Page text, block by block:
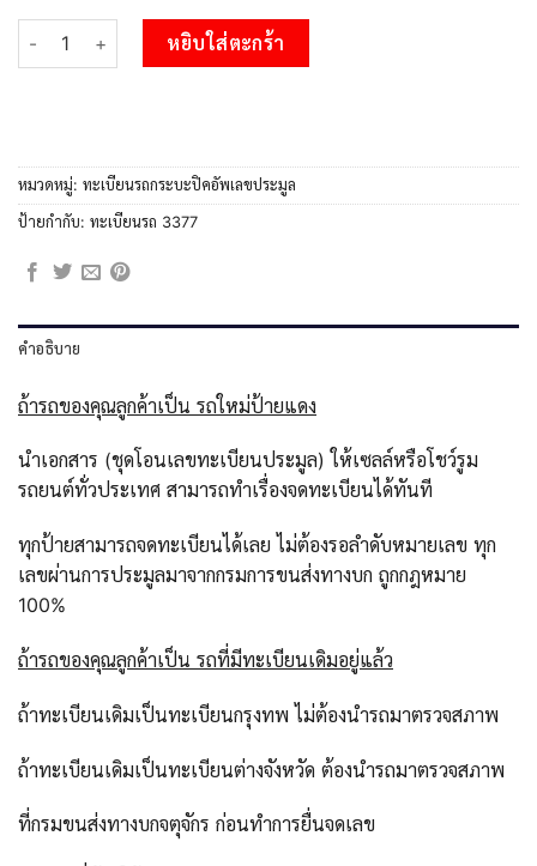
จำนวน 2.Okdee ทะเบียนสวยรถกระบะ –2ฒฬ 3377 ทะเบียนป้ายเ
หยิบใส่ตะกร้า
หมวดหมู่: ทะเบียนรถกระบะปิคอัพเลขประมูล
ป้ายกำกับ: ทะเบียนรถ 3377
คำอธิบาย
ถ้ารถของคุณลูกค้าเป็น รถใหม่ป้ายแดง
นำเอกสาร (ชุดโอนเลขทะเบียนประมูล) ให้เซลล์หรือโชว์รูม
รถยนต์ทั่วประเทศ สามารถทำเรื่องจดทะเบียนได้ทันที
ทุกป้ายสามารถจดทะเบียนได้เลย ไม่ต้องรอลำดับหมายเลข ทุก
เลขผ่านการประมูลมาจากกรมการขนส่งทางบก ถูกกฎหมาย
100%
ถ้ารถของคุณลูกค้าเป็น รถที่มีทะเบียนเดิมอยู่แล้ว
ถ้าทะเบียนเดิมเป็นทะเบียนกรุงทพ ไม่ต้องนำรถมาตรวจสภาพ
ถ้าทะเบียนเดิมเป็นทะเบียนต่างจังหวัด ต้องนำรถมาตรวจสภาพ
ที่กรมขนส่งทางบกจตุจักร ก่อนทำการยื่นจดเลข